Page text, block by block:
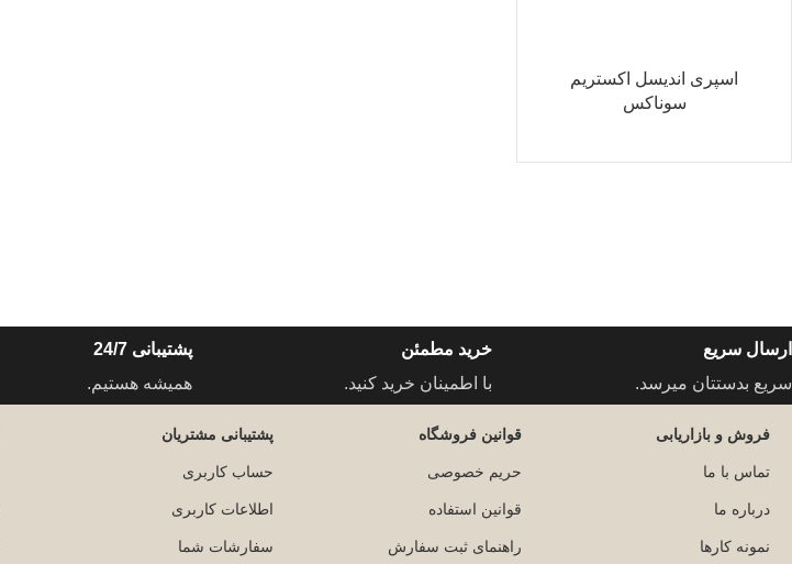
اسپری اندیسل اکستریم
سوناکس
ارسال سریع
سریع بدستتان میرسد.
خرید مطمئن
با اطمینان خرید کنید.
پشتیبانی 24/7
همیشه هستیم.
فروش و بازاریابی
تماس با ما
درباره ما
نمونه کارها
قوانین فروشگاه
حریم خصوصی
قوانین استفاده
راهنمای ثبت سفارش
پشتیبانی مشتریان
حساب کاربری
اطلاعات کاربری
سفارشات شما